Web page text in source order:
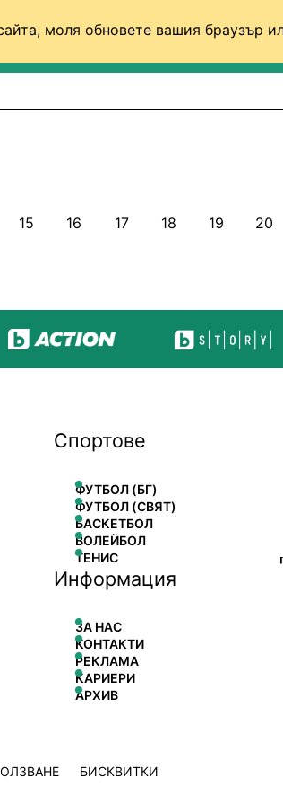
моля обновете вашия браузър
15 16 17 18 19 20
Спортове
ФУТБОЛ (БГ)
ФУТБОЛ (СВЯТ)
БАСКЕТБОЛ
ВОЛЕЙБОЛ
ТЕНИС
Информация
ЗА НАС
КОНТАКТИ
РЕКЛАМА
КАРИЕРИ
АРХИВ
БИСКВИТКИ